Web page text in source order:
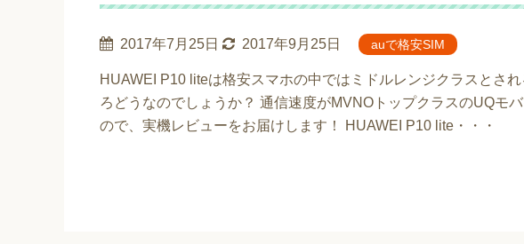
2017年7月25日 2017年9月25日 auで格安SIM
HUAWEI P10 liteは格安スマホの中ではミドルレンジクラスとさ
ろどうなのでしょうか？ 通信速度がMVNOトップクラスのUQモ
ので、実機レビューをお届けします！ HUAWEI P10 lite・・・